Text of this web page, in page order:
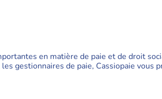
en matière de paie et de droit
gestionnaires de paie, Cassiopaie